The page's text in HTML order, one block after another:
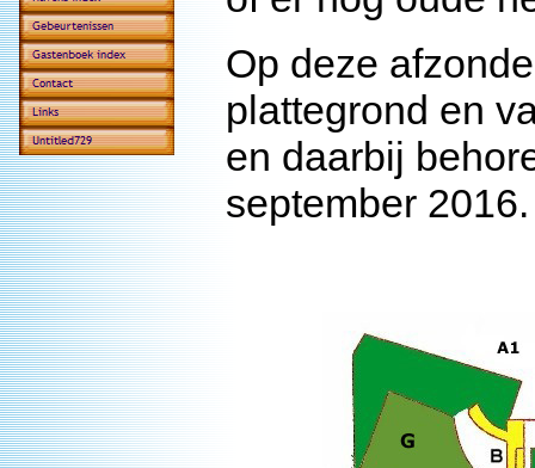
Op deze
plattegrond en
en daarbij
september 2016.